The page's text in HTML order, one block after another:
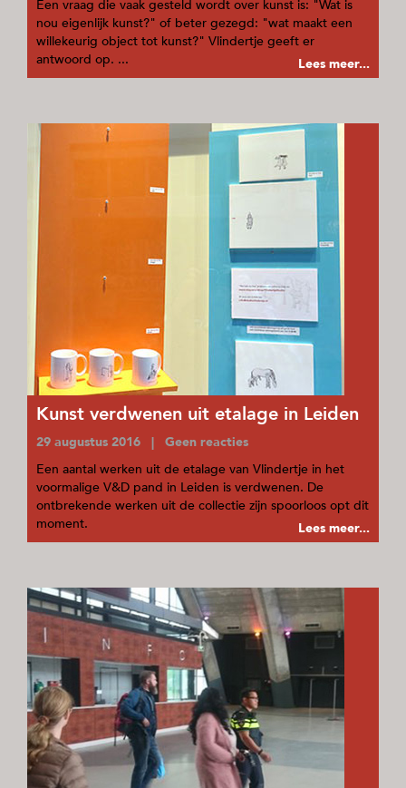
Een vraag die vaak gesteld wordt over kunst is: "Wat is
nou eigenlijk kunst?" of beter gezegd: "wat maakt een
willekeurig object tot kunst?" Vlindertje geeft er
antwoord op. ...
Lees meer...
Kunst verdwenen uit etalage in Leiden
29 augustus 2016 | Geen reacties
Een aantal werken uit de etalage van Vlindertje in het
voormalige V&D pand in Leiden is verdwenen. De
ontbrekende werken uit de collectie zijn spoorloos opt dit
moment.
Lees meer...